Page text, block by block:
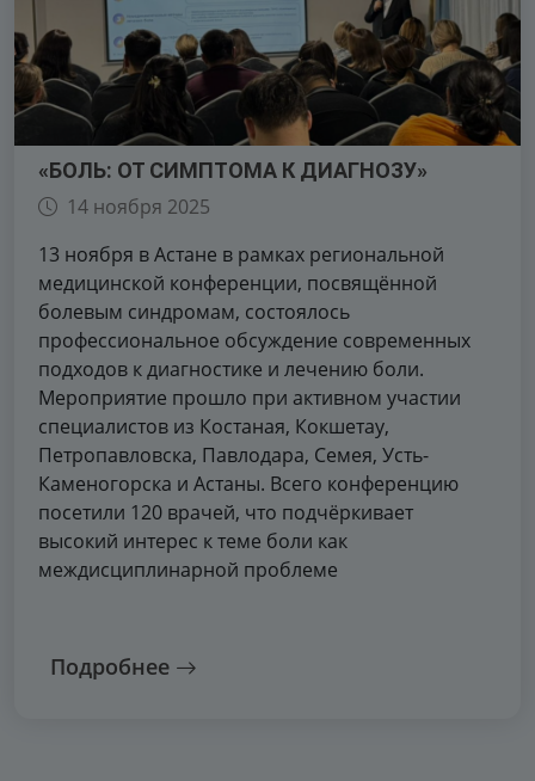
«БОЛЬ: ОТ СИМПТОМА К ДИАГНОЗУ»
14 ноября 2025
13 ноября в Астане в рамках региональной
медицинской конференции, посвящённой
болевым синдромам, состоялось
профессиональное обсуждение современных
подходов к диагностике и лечению боли.
Мероприятие прошло при активном участии
специалистов из Костаная, Кокшетау,
Петропавловска, Павлодара, Семея, Усть-
Каменогорска и Астаны. Всего конференцию
посетили 120 врачей, что подчёркивает
высокий интерес к теме боли как
междисциплинарной проблеме
Подробнее